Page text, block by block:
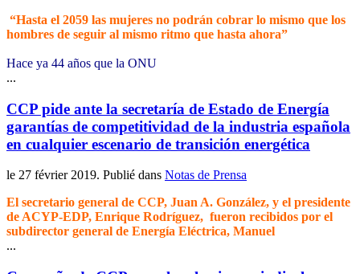
“Hasta el 2059 las mujeres no podrán cobrar lo mismo que los
hombres de seguir al mismo ritmo que hasta ahora”
Hace ya 44 años que la ONU
...
CCP pide ante la secretaría de Estado de Energía
garantías de competitividad de la industria española
en cualquier escenario de transición energética
le 27 février 2019. Publié dans Notas de Prensa
El secretario general de CCP, Juan A. González, y el presidente
de ACYP-EDP, Enrique Rodríguez, fueron recibidos por el
subdirector general de Energía Eléctrica, Manuel
...